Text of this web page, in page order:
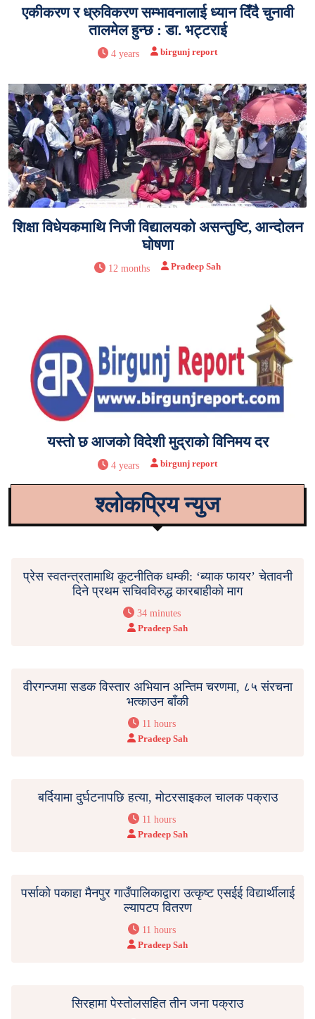
एकीकरण र ध्रुविकरण सम्भावनालाई ध्यान दिँदै चुनावी
तालमेल हुन्छ : डा. भट्टराई
4 years birgunj report
शिक्षा विधेयकमाथि निजी विद्यालयको असन्तुष्टि, आन्दोलन
घोषणा
12 months Pradeep Sah
यस्तो छ आजको विदेशी मुद्राको विनिमय दर
4 years birgunj report
श्लोकप्रिय न्युज
प्रेस स्वतन्त्रतामाथि कूटनीतिक धम्की: ‘ब्याक फायर’ चेतावनी
दिने प्रथम सचिवविरुद्ध कारबाहीको माग
34 minutes
Pradeep Sah
वीरगन्जमा सडक विस्तार अभियान अन्तिम चरणमा, ८५ संरचना
भत्काउन बाँकी
11 hours
Pradeep Sah
बर्दियामा दुर्घटनापछि हत्या, मोटरसाइकल चालक पक्राउ
11 hours
Pradeep Sah
पर्साको पकाहा मैनपुर गाउँपालिकाद्वारा उत्कृष्ट एसईई विद्यार्थीलाई
ल्यापटप वितरण
11 hours
Pradeep Sah
सिरहामा पेस्तोलसहित तीन जना पक्राउ